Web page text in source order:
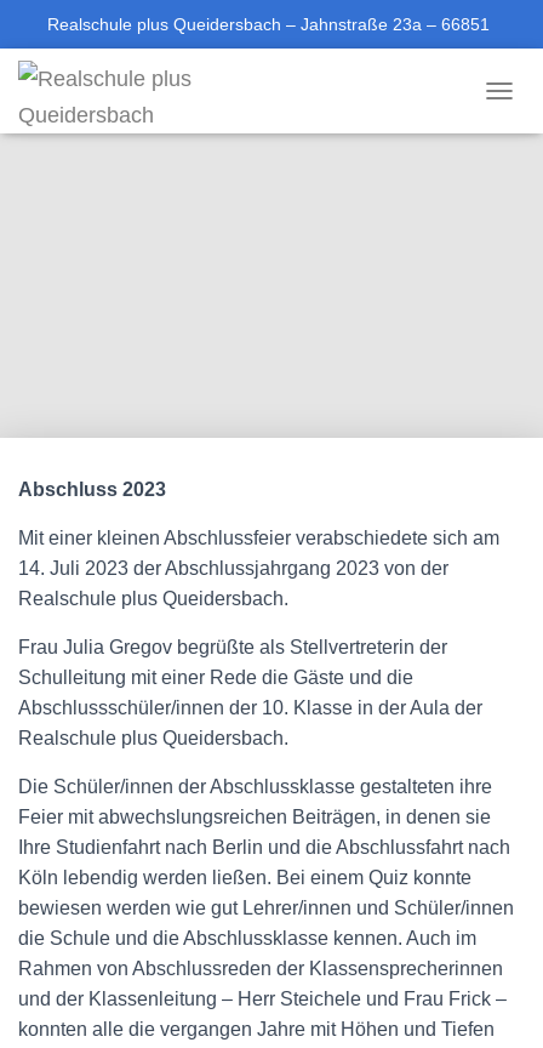
Realschule plus Queidersbach – Jahnstraße 23a – 66851
06371-613688-0
O
Abschluss 2023
Mit einer kleinen Abschlussfeier verabschiedete sich am
14. Juli 2023 der Abschlussjahrgang 2023 von der
Realschule plus Queidersbach.
Frau Julia Gregov begrüßte als Stellvertreterin der
Schulleitung mit einer Rede die Gäste und die
Abschlussschüler/innen der 10. Klasse in der Aula der
Realschule plus Queidersbach.
Die Schüler/innen der Abschlussklasse gestalteten ihre
Feier mit abwechslungsreichen Beiträgen, in denen sie
Ihre Studienfahrt nach Berlin und die Abschlussfahrt nach
Köln lebendig werden ließen. Bei einem Quiz konnte
bewiesen werden wie gut Lehrer/innen und Schüler/innen
die Schule und die Abschlussklasse kennen. Auch im
Rahmen von Abschlussreden der Klassensprecherinnen
und der Klassenleitung – Herr Steichele und Frau Frick –
konnten alle die vergangen Jahre mit Höhen und Tiefen